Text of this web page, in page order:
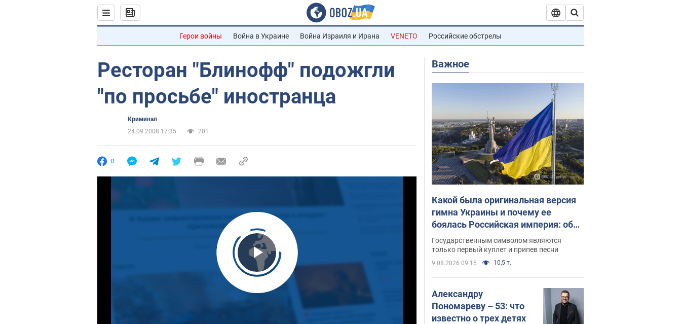
Герои войны Война в Украине Война Израиля и Ирана VENETO Российские обстрелы
Ресторан "Блинофф" подожгли
"по просьбе" иностранца
Криминал
24.09.2008 17:35
201
0
Play Video
Важное
Какой была оригинальная версия
гимна Украины и почему ее
боялась Российская империя: об
этом не рассказывают в школе
Государственным символом являются
только первый куплет и припев песни
9.08.2026 09:15 10,5 т.
Александру
Пономареву – 53: что
известно о трех детях